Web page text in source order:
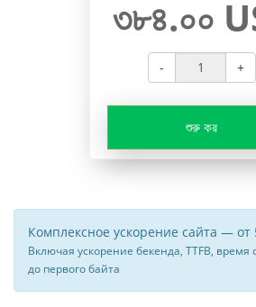
৩৮৪.০০
- +
শুরু কর
Комплексное ускорение сайта — от
Включая ускорение бекенда, TTFB, время
до первого байта